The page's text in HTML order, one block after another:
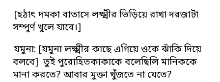
[হঠাৎ দমকা বাতাসে লক্ষ্মীর ভিড়িয়ে রাখা দরজাটা
সম্পূর্ণ খুলে যাবে।]
যমুনা: [যমুনা লক্ষ্মীর কাছে এগিয়ে ওকে ঝাঁকি দিয়ে
বলবে] তুই পুরোহিতকাকাকে বলেছিলি মানিককে
মানা করতে? আবার মুক্তা খুঁজতে না যেতে?